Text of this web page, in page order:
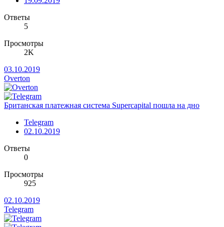
Ответы
5
Просмотры
2K
03.10.2019
Overton
Британская платежная система Supercapital пошла на дно
Telegram
02.10.2019
Ответы
0
Просмотры
925
02.10.2019
Telegram